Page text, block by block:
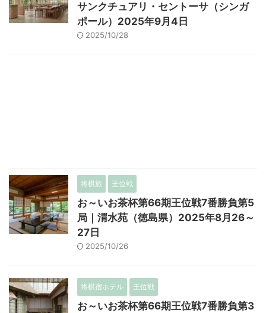
サンクチュアリ・セントーサ（シンガ
ポール）2025年9月4日
2025/10/28
将棋旅 王位戦
お～いお茶杯第66期王位戦7番勝負第5
局｜渭水苑（徳島県）2025年8月26～
27日
2025/10/26
将棋宿ホテル 王位戦
お～いお茶杯第66期王位戦7番勝負第3